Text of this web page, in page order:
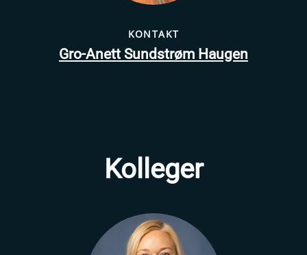
KONTAKT
Gro-Anett Sundstrøm Haugen
Kolleger